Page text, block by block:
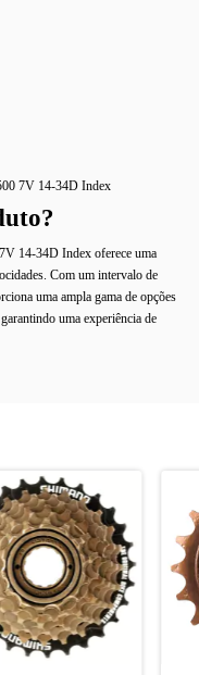
7V 14-34D Index
14-34D Index oferece uma
Com um intervalo de
uma ampla gama de opções
uma experiência de